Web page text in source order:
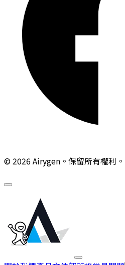
© 2026 Airygen。保留所有權利。